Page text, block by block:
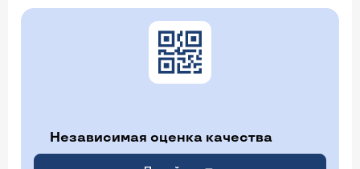
Независимая оценка качества